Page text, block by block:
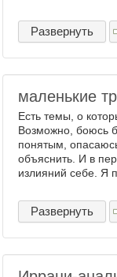
Развернуть
маленькие
Есть темы, о
Возможно, боюсь
понятым,
объяснить. И в
излияний себе. Я
Развернуть